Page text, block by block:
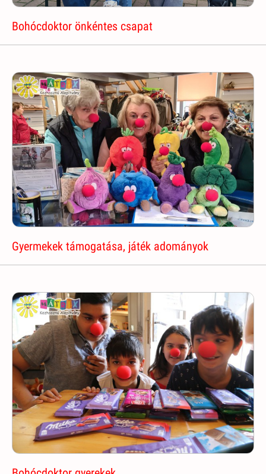
Bohócdoktor önkéntes csapat
Gyermekek támogatása, játék adományok